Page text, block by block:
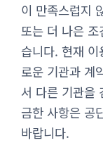
이 만족스럽지
또는 더 나은 조
습니다. 현재
로운 기관과 계
서 다른 기관을
금한 사항은 공
바랍니다.